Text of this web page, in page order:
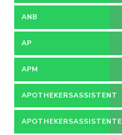
ANB
AP
APM
APOTHEKERSASSISTENT
APOTHEKERSASSISTENTE